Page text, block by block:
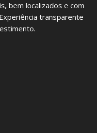
bem localizados e com
transparente